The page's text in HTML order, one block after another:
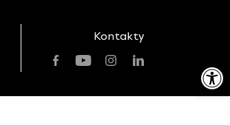
Open toolbar
Kontakty